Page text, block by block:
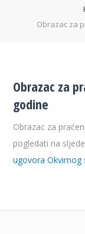
Obrazac za
Obrazac za
godine
Obrazac za
pogledati na
ugovora Okvirnog